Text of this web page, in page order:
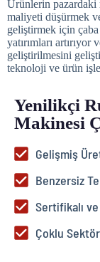
Ürünlerin pazardaki
maliyeti düşürmek
geliştirmek için
yatırımları
geliştirilmesini
teknoloji ve ürün
Yenilikçi
Makinesi
Gelişmiş
Benzersiz
Sertifikalı
Çoklu